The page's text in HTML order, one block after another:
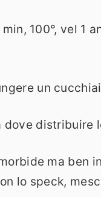
100°, vel 1
un
dove
ma ben
lo speck,